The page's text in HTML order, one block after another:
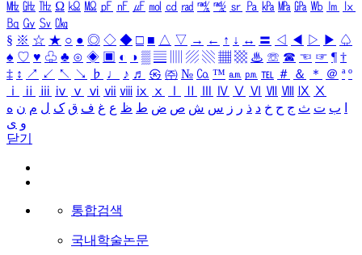
㎒ ㎓ ㎔ Ω ㏀ ㏁ ㎊ ㎋ ㎌ ㏖ ㏅ ㎭ ㎮ ㎯ ㏛ ㎩ ㎪ ㎫ ㎬ ㏝ ㏐
㏓
㏃ ㏉ ㏜ ㏆
§ ※ ☆ ★ ○ ● ◎ ◇ ◆ □ ■ △ ▽ → ← ↑ ↓ ↔ 〓 ◁ ◀ ▷ ▶ ♤
♠ ♡ ♥ ♧ ♣ ⊙ ◈ ▣ ◐ ◑ ▒ ▤ ▨ ▧ ▦ ▩ ♨ ☏ ☎ ☜ ☞ ¶ †
‡ ↕ ↗ ↙ ↖ ↘ ♭ ♩ ♪ ♬ ㉿ ㈜ № ㏇ ™ ㏂ ㏘ ℡ ＃ ＆ ＊ ＠ ª º
ⅰ
ⅱ ⅲ ⅳ ⅴ ⅵ ⅶ ⅷ ⅸ ⅹ Ⅳ Ⅴ Ⅵ Ⅶ Ⅷ Ⅸ Ⅹ
ب ت ث ج ح خ د ذ ر ز س ش ص ض ط ظ ع غ ف ق ک ل م ن ه
و ی
닫기
통합검색
국내학술논문